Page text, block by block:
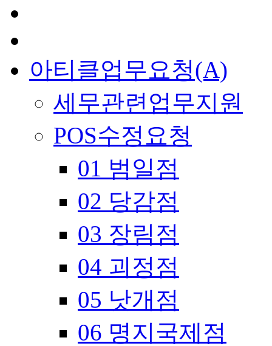
아티클업무요청(A)
세무관련업무지원
POS수정요청
01 범일점
02 당감점
03 장림점
04 괴정점
05 낫개점
06 명지국제점